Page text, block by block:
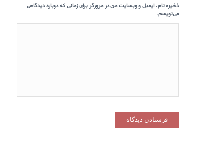
ذخیره نام، ایمیل و وبسایت من در مرورگر برای زمانی که دوباره دیدگاهی
می‌نویسم.